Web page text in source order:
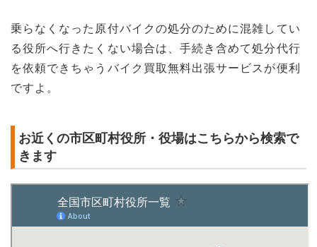
乗らなくなった原付バイクの処分のために混雑してい
る役所へ行きたくない場合は、手続き含めて処分代行
を依頼できちゃうバイク買取無料出張サービスが便利
ですよ。
お近くの市区町村役所・役場はこちらから検索で
きます